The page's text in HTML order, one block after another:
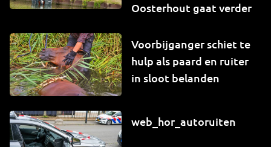
Oosterhout gaat verder
Voorbijganger schiet te
hulp als paard en ruiter
in sloot belanden
web_hor_autoruiten